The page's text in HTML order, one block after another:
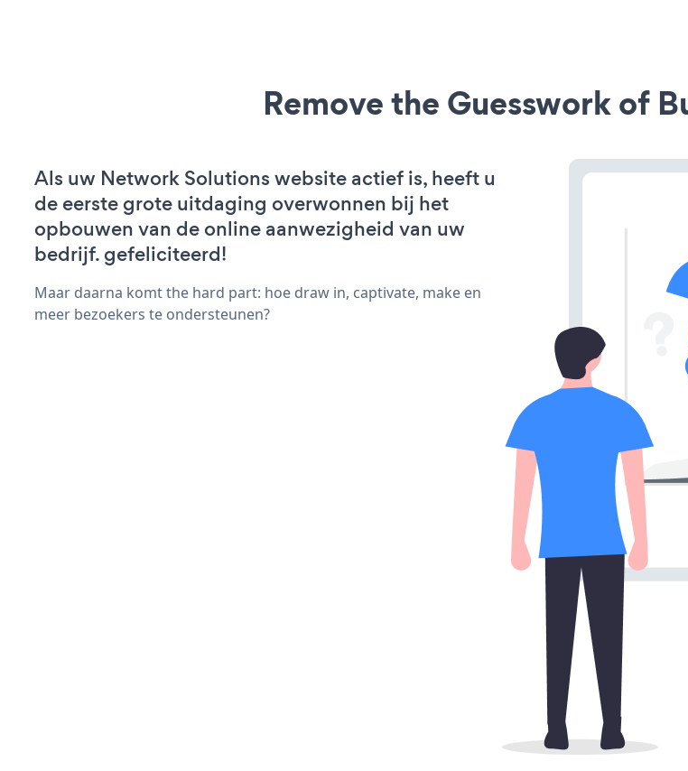
Remove the Guesswork of
Als uw Network Solutions website actief is, heeft u
de eerste grote uitdaging overwonnen bij het
opbouwen van de online aanwezigheid van uw
bedrijf. gefeliciteerd!
Maar daarna komt the hard part: hoe draw in, captivate, make en
meer bezoekers te ondersteunen?